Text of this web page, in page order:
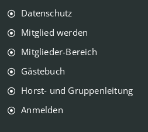
Datenschutz
Mitglied werden
Mitglieder-Bereich
Gästebuch
Horst- und Gruppenleitung
Anmelden